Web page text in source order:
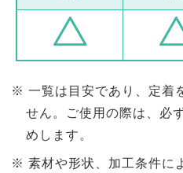
一覧は目安であり、定着
せん。ご使用の際は、必
めします。
素材や形状、加工条件に